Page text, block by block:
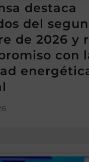
destaca
del
de 2026 y
con